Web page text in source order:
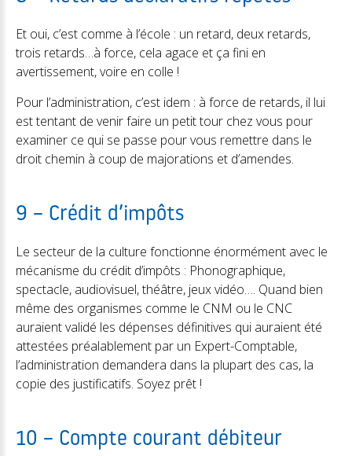
Et oui, c’est comme à l’école : un retard, deux retards,
trois retards…à force, cela agace et ça fini en
avertissement, voire en colle !
Pour l’administration, c’est idem : à force de retards, il lui
est tentant de venir faire un petit tour chez vous pour
examiner ce qui se passe pour vous remettre dans le
droit chemin à coup de majorations et d’amendes.
9 – Crédit d’impôts
Le secteur de la culture fonctionne énormément avec le
mécanisme du crédit d’impôts : Phonographique,
spectacle, audiovisuel, théâtre, jeux vidéo…. Quand bien
même des organismes comme le CNM ou le CNC
auraient validé les dépenses définitives qui auraient été
attestées préalablement par un Expert-Comptable,
l’administration demandera dans la plupart des cas, la
copie des justificatifs. Soyez prêt !
10 – Compte courant débiteur